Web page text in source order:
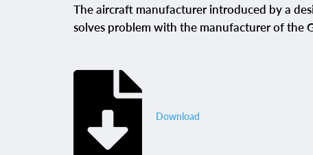
The aircraft manufacturer introduced by a
solves problem with the manufacturer of the
Download